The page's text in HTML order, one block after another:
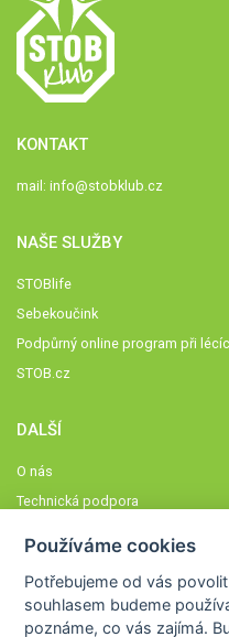
KONTAKT
mail: info@stobklub.cz
NAŠE SLUŽBY
STOBlife
Sebekoučink
Podpůrný online program při
STOB.cz
DALŠÍ
O nás
Technická podpora
Členové STOBklubu
Zásady nakládání s osobními údaji
Používáme cookies
Potřebujeme od vás
souhlasem budeme
poznáme,co vás zajímá.